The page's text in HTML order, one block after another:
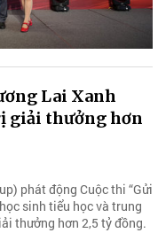
Lai Xanh
giải thưởng hơn
phát động Cuộc thi “Gửi
sinh tiểu học và trung
thưởng hơn 2,5 tỷ đồng.